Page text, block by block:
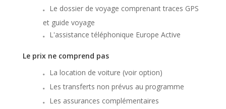
Le dossier de voyage comprenant traces GPS
et guide voyage
L'assistance téléphonique Europe Active
Le prix ne comprend pas
La location de voiture (voir option)
Les transferts non prévus au programme
Les assurances complémentaires